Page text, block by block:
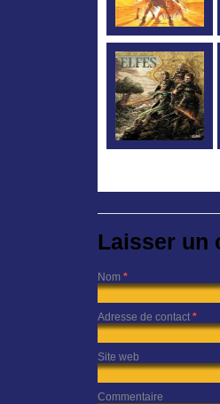
Laisser un
Nom *
Adresse de contact *
Site web
Commentaire